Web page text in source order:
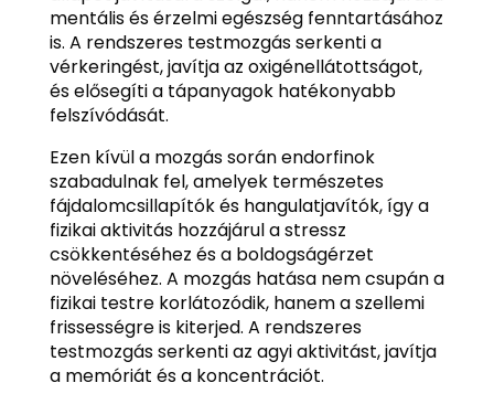
mentális és érzelmi egészség fenntartásához
is. A rendszeres testmozgás serkenti a
vérkeringést, javítja az oxigénellátottságot,
és elősegíti a tápanyagok hatékonyabb
felszívódását.
Ezen kívül a mozgás során endorfinok
szabadulnak fel, amelyek természetes
fájdalomcsillapítók és hangulatjavítók, így a
fizikai aktivitás hozzájárul a stressz
csökkentéséhez és a boldogságérzet
növeléséhez. A mozgás hatása nem csupán a
fizikai testre korlátozódik, hanem a szellemi
frissességre is kiterjed. A rendszeres
testmozgás serkenti az agyi aktivitást, javítja
a memóriát és a koncentrációt.